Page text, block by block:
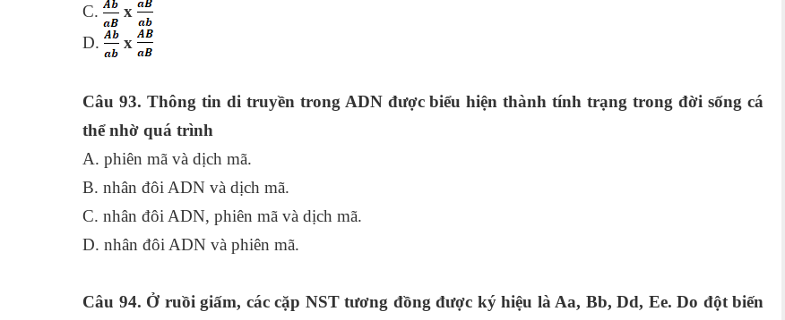
C.
x
D.
x
Câu 93. Thông tin di truyền trong ADN được biểu hiện thành tính trạng trong đời sống cá
thể nhờ quá trình
A. phiên mã và dịch mã.
B. nhân đôi ADN và dịch mã.
C. nhân đôi ADN, phiên mã và dịch mã.
D. nhân đôi ADN và phiên mã.
Câu 94. Ở ruồi giấm, các cặp NST tương đồng được ký hiệu là Aa, Bb, Dd, Ee. Do đột biến